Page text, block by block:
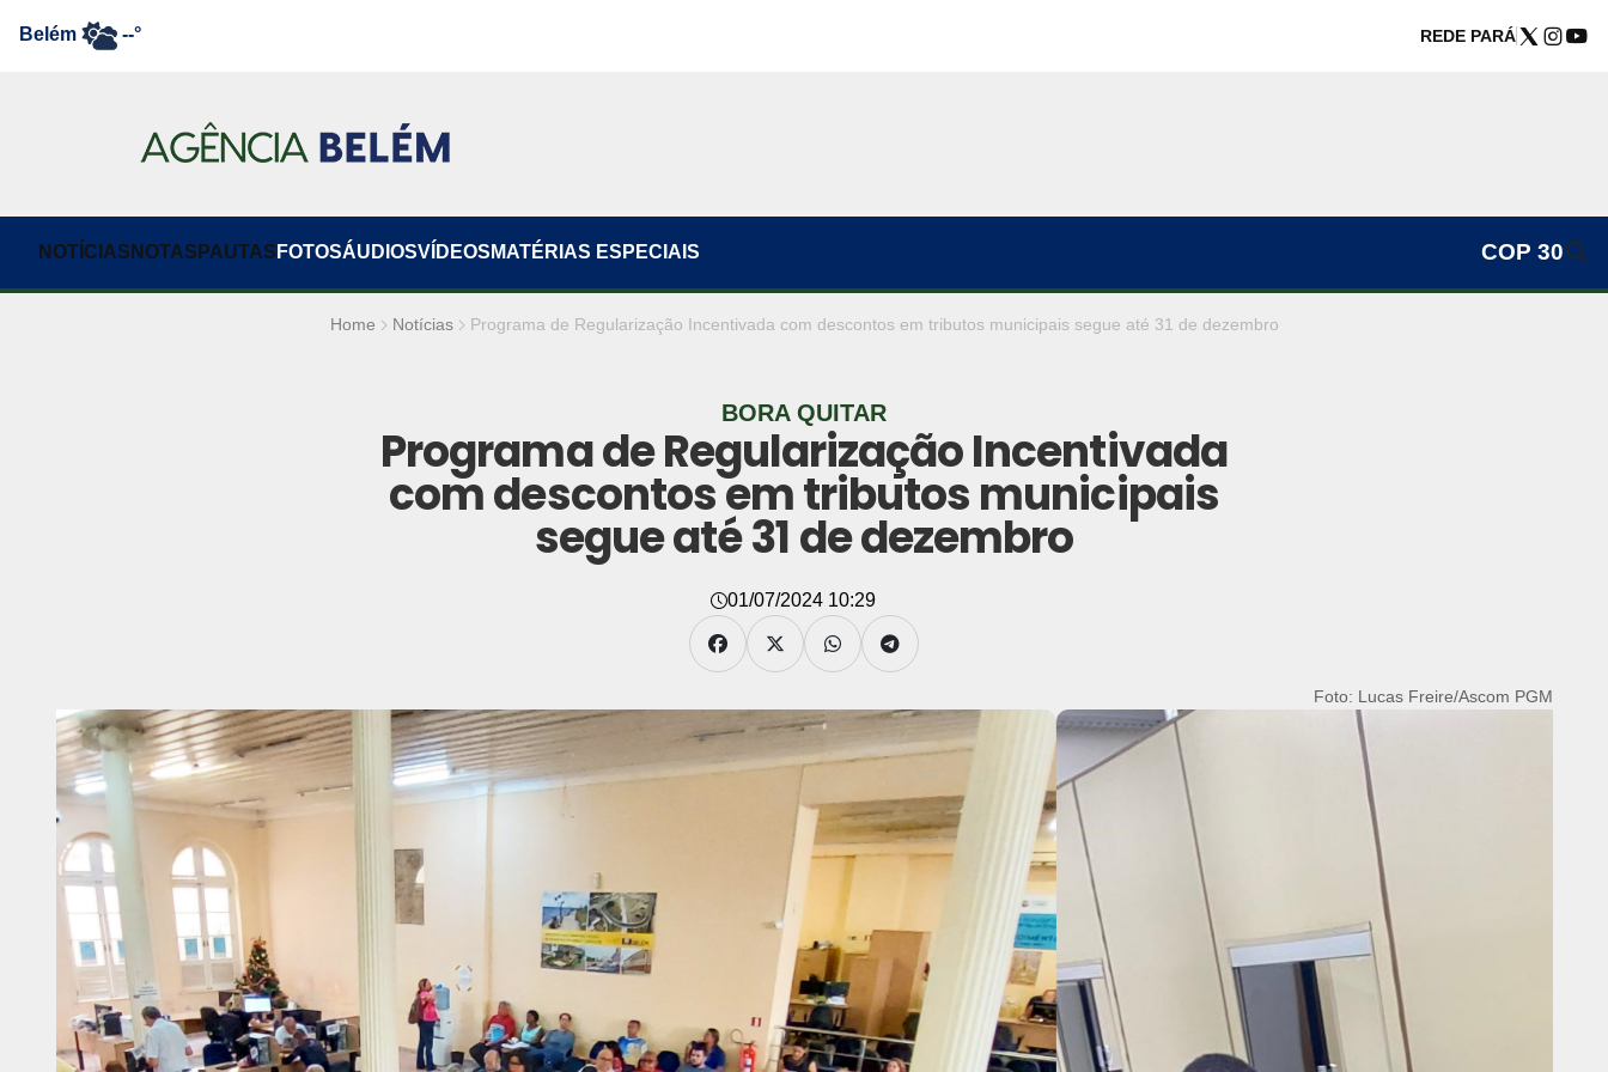
Belém --° REDE PARÁ
NOTÍCIAS NOTAS PAUTAS FOTOSÁUDIOSVÍDEOS MATÉRIAS ESPECIAIS COP 30
Home Notícias Programa de Regularização Incentivada com descontos em tributos municipais segue até 31 de dezembro
BORA QUITAR
Programa de Regularização Incentivada
com descontos em tributos municipais
segue até 31 de dezembro
01/07/2024 10:29
Foto: Lucas Freire/Ascom PGM